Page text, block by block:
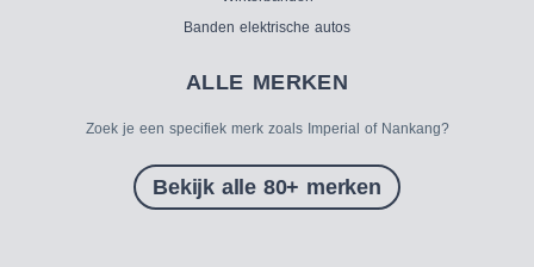
Banden elektrische autos
ALLE MERKEN
Zoek je een specifiek merk zoals Imperial of Nankang?
Bekijk alle 80+ merken